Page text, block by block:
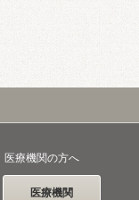
医療機関の方へ
医療機関